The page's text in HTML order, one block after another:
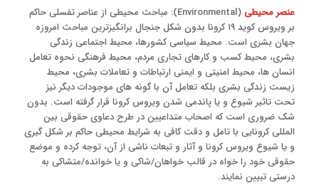
عنصر محیطی
(Environmental): مباحث محیطی از عناصر تفسلی حاکم
بر ویروس کوید ۱۹ کرونا بدون شکل جنجال برانگیزترین مباحث امروزه
جهان بشری است. محیط سیاسی کشورها، محیط اجتماعی زندگی
بشری، محیط کسب و کارهای تجاری مردم، محیط فرهنگی نحوه تعامل
انسان ها، محیط امنیتی و ایمنی ارتباطات و تعاملات بشری، محیط
زیست زندگی بشری بلکه تعامل آن با گونه های موجودات دیگر نیز
تحت تاثیر شیوع و یا پاندمی شدن ویروس کرونا قرار گرفته است. بدون
شک ضروری است که اصحاب متداعیین در طرح دعاوی حقوقی بین
المللی کرونایی با تامل و دقت کافی به شرایط محیطی حاکم بر شکل گیری
و یا شیوع ویروس کرونا و آثار و تبعات ناشی از آن، توجه کرده و موضع
حقوقی خود را خواه در قالب خواهان/شاکی و یا خوانده/متشاکی به
درستی تبیین نمایند.